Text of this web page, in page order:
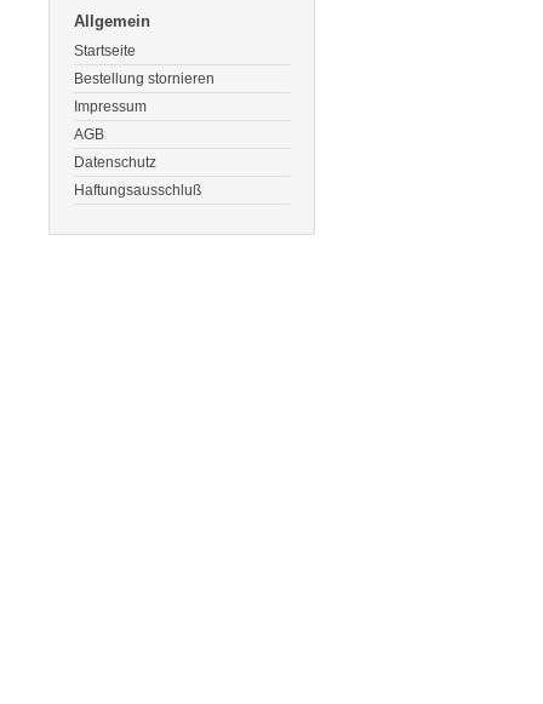
Allgemein
Startseite
Bestellung stornieren
Impressum
AGB
Datenschutz
Haftungsausschluß